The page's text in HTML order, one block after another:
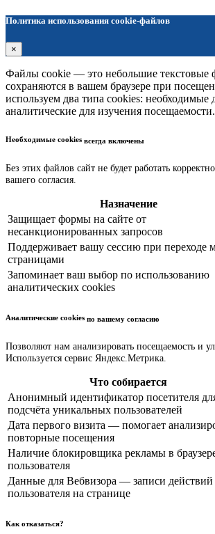
Политика использования cookie-файлов
×
Файлы cookie — это небольшие текстовые
сохраняются в вашем браузере при
используем два типа cookies: необходимые
аналитические для изучения посещаемости.
Необходимые cookies всегда включены
Без этих файлов сайт не будет работать
вашего согласия.
Назначение
Защищает формы на сайте от
несанкционированных запросов
Поддерживает вашу сессию при переходе
страницами
Запоминает ваш выбор по использованию
аналитических cookies
Аналитические cookies по вашему согласию
Позволяют нам анализировать посещаемость и
Используется сервис Яндекс.Метрика.
Что собирается
Анонимный идентификатор посетителя
подсчёта уникальных пользователей
Дата первого визита — помогает
повторные посещения
Наличие блокировщика рекламы в
пользователя
Данные для Вебвизора — записи действий
пользователя на странице
Как отказаться?